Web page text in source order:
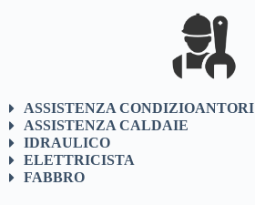
ASSISTENZA CONDIZIOANTORI
ASSISTENZA CALDAIE
IDRAULICO
ELETTRICISTA
FABBRO